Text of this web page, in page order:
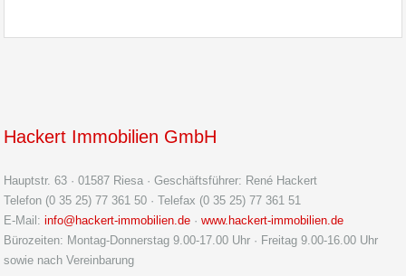
Hackert Immobilien GmbH
Hauptstr. 63 · 01587 Riesa · Geschäftsführer: René Hackert
Telefon (0 35 25) 77 361 50 · Telefax (0 35 25) 77 361 51
E-Mail: info@hackert-immobilien.de · www.hackert-immobilien.de
Bürozeiten: Montag-Donnerstag 9.00-17.00 Uhr · Freitag 9.00-16.00 Uhr
sowie nach Vereinbarung